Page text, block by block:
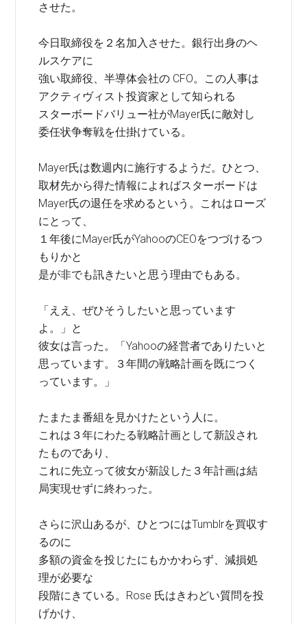
させた。
今日取締役を２名加入させた。銀行出身のヘ
ルスケアに
強い取締役、半導体会社の CFO。この人事は
アクティヴィスト投資家として知られる
スターボードバリュー社がMayer氏に敵対し
委任状争奪戦を仕掛けている。
Mayer氏は数週内に施行するようだ。ひとつ、
取材先から得た情報によればスターボードは
Mayer氏の退任を求めるという。これはローズ
にとって、
１年後にMayer氏がYahooのCEOをつづけるつ
もりかと
是が非でも訊きたいと思う理由でもある。
「ええ、ぜひそうしたいと思っています
よ。」と
彼女は言った。「Yahooの経営者でありたいと
思っています。３年間の戦略計画を既につく
っています。」
たまたま番組を見かけたという人に。
これは３年にわたる戦略計画として新設され
たものであり、
これに先立って彼女が新設した３年計画は結
局実現せずに終わった。
さらに沢山あるが、ひとつにはTumblrを買収す
るのに
多額の資金を投じたにもかかわらず、減損処
理が必要な
段階にきている。Rose 氏はきわどい質問を投
げかけ、